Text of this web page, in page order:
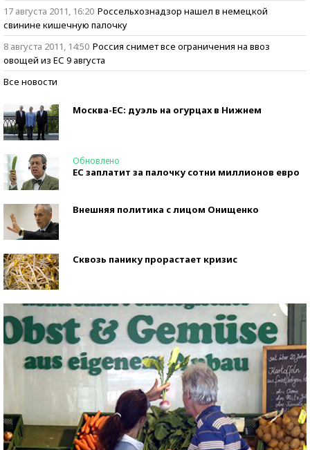
17 августа 2011, 16:20 Россельхознадзор нашел в немецкой
свинине кишечную палочку
8 августа 2011, 14:50 Россия снимет все ограничения на ввоз
овощей из ЕС 9 августа
Все новости
Москва-ЕС: дуэль на огурцах в Нижнем
Обновлено
ЕС заплатит за палочку сотни миллионов евро
Внешняя политика с лицом Онищенко
Сквозь панику прорастает кризис